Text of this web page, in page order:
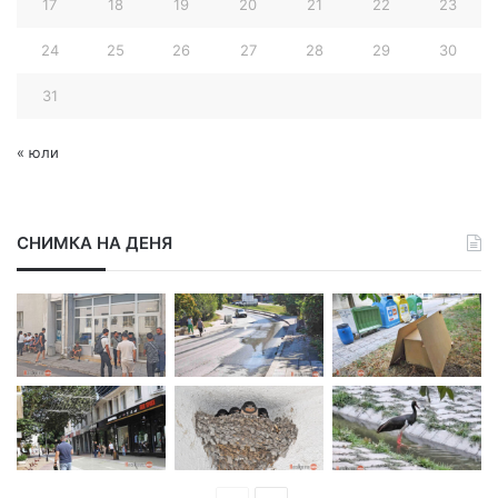
17 18 19 20 21 22 23
24 25 26 27 28 29 30
31
« юли
СНИМКА НА ДЕНЯ